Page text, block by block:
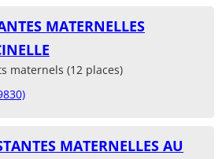
MATERNELLES
maternels (12 places)
MATERNELLES AU